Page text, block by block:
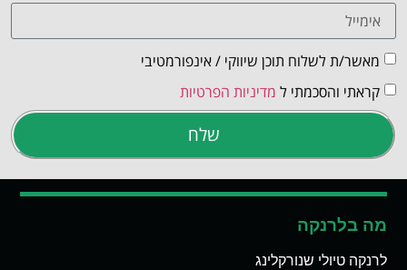
מאשר/ת לשלוח תוכן שיווקי / אינפורמטיבי
קראתי והסכמתי ל מדיניות הפרטיות
שלח
מה בלרנקה
לרנקה טיולי שנורקלינג